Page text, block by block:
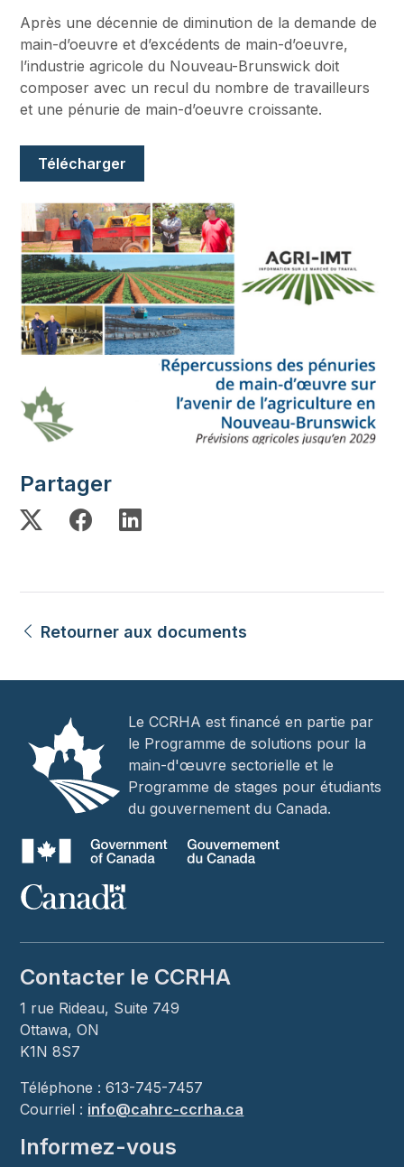
Après une décennie de diminution de la demande de
main-d’oeuvre et d’excédents de main-d’oeuvre,
l’industrie agricole du Nouveau-Brunswick doit
composer avec un recul du nombre de travailleurs
et une pénurie de main-d’oeuvre croissante.
Document
Télécharger
Image
Partager
Retourner aux documents
Le CCRHA est financé en partie par
le Programme de solutions pour la
main-d'œuvre sectorielle et le
Programme de stages pour étudiants
du gouvernement du Canada.
Contacter le CCRHA
1 rue Rideau, Suite 749
Ottawa, ON
K1N 8S7
Téléphone : 613-745-7457
Courriel : info@cahrc-ccrha.ca
Informez-vous